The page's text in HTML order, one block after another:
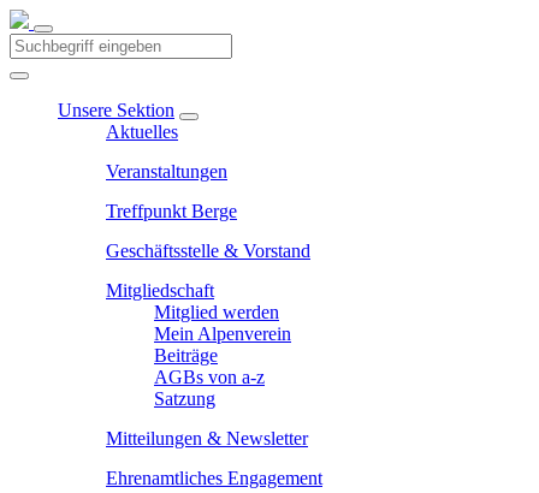
Unsere Sektion
Aktuelles
Veranstaltungen
Treffpunkt Berge
Geschäftsstelle & Vorstand
Mitgliedschaft
Mitglied werden
Mein Alpenverein
Beiträge
AGBs von a-z
Satzung
Mitteilungen & Newsletter
Ehrenamtliches Engagement